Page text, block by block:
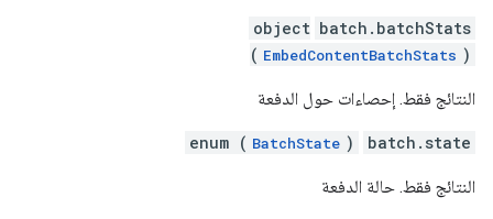
batch.batchStats
object
( EmbedContentBatchStats )
النتائج فقط. إحصاءات حول الدفعة
batch.state
enum ( BatchState )
النتائج فقط. حالة الدفعة